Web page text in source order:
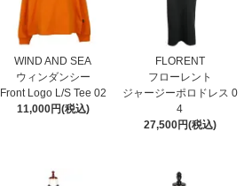
WIND AND SEA
ウィンダンシー
Front Logo L/S Tee 02
11,000円(税込)
FLORENT
フローレント
ジャージーポロドレス 0
4
27,500円(税込)